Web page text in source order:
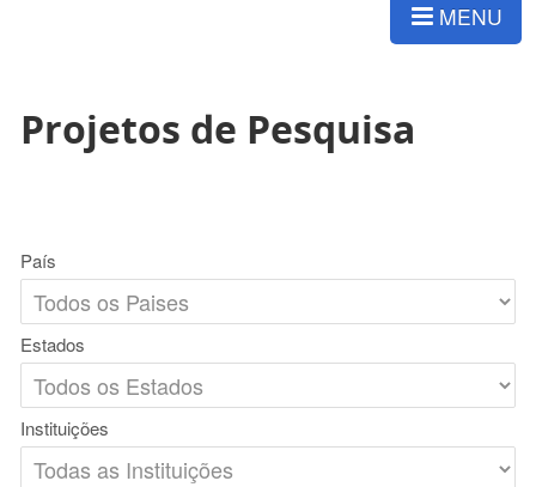
MENU
Projetos de Pesquisa
País
Estados
Instituições